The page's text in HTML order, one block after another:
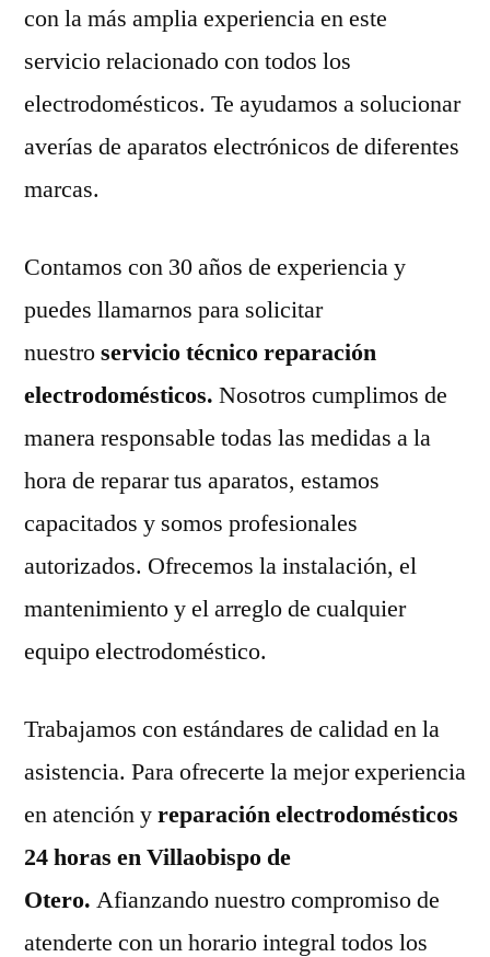
con la más amplia experiencia en este
servicio relacionado con todos los
electrodomésticos. Te ayudamos a solucionar
averías de aparatos electrónicos de diferentes
marcas.
Contamos con 30 años de experiencia y
puedes llamarnos para solicitar
nuestroservicio técnico reparación
electrodomésticos. Nosotros cumplimos de
manera responsable todas las medidas a la
hora de reparar tus aparatos, estamos
capacitados y somos profesionales
autorizados. Ofrecemos la instalación, el
mantenimiento y el arreglo de cualquier
equipo electrodoméstico.
Trabajamos con estándares de calidad en la
asistencia. Para ofrecerte la mejor experiencia
en atención yreparación electrodomésticos
24 horas en Villaobispo de
Otero. Afianzando nuestro compromiso de
atenderte con un horario integral todos los